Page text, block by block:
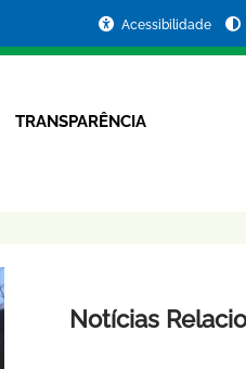
Acessibilidade
TRANSPARÊNCIA
Notícias